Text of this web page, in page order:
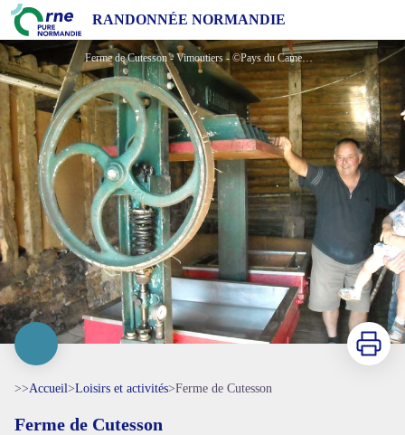
RANDONNÉE NORMANDIE
Ferme de Cutesson
Ferme de Cutesson - Vimoutiers - ©Pays du Camembert
Imprimer
>>Accueil>Loisirs et activités>Ferme de Cutesson
Ferme de Cutesson